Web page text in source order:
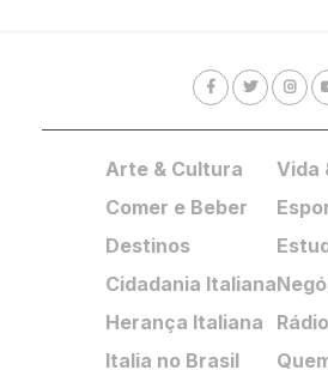
Arte & Cultura
Comer e Beber
Destinos
Cidadania Italiana
Herança Italiana
Italia no Brasil
Vida